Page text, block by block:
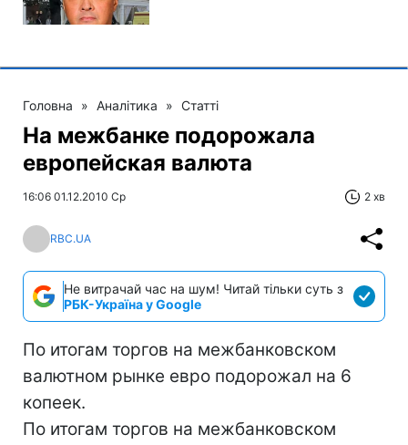
Головна » Аналітика » Статті
На межбанке подорожала
европейская валюта
16:06 01.12.2010 Ср 2 хв
RBC.UA
Не витрачай час на шум! Читай тільки суть з
РБК-Україна у Google
По итогам торгов на межбанковском
валютном рынке евро подорожал на 6
копеек.
По итогам торгов на межбанковском